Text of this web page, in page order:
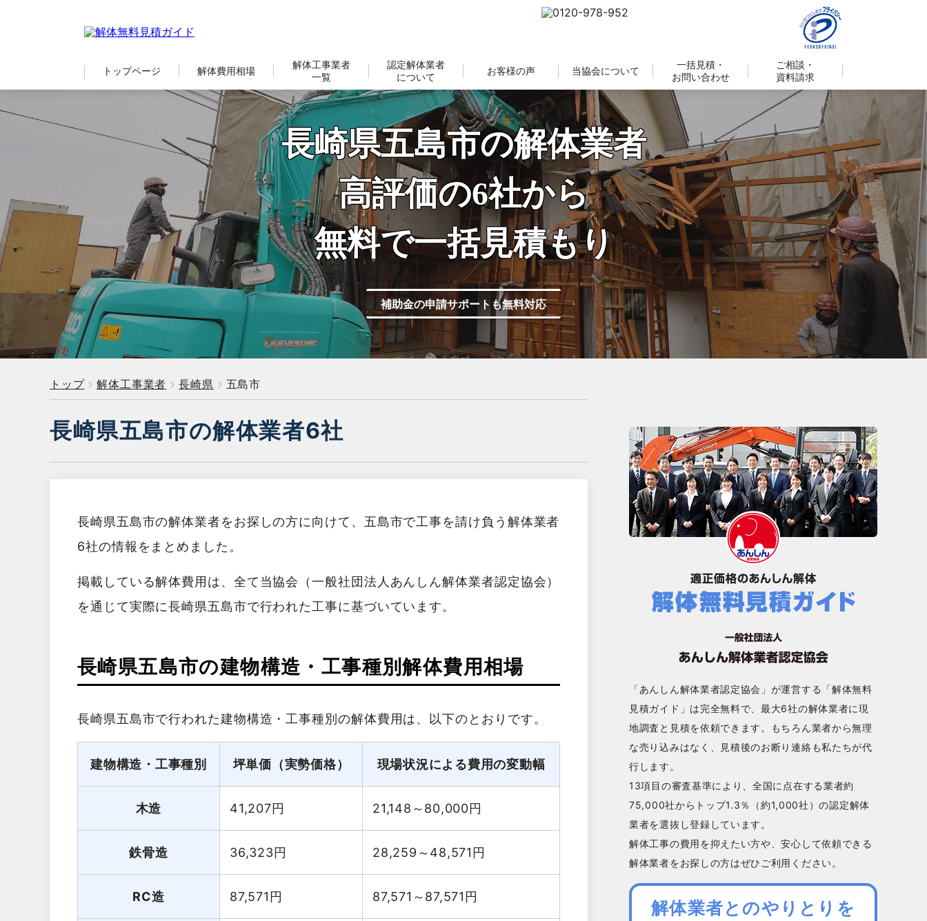
トップページ 解体費用相場
解体工事業者
一覧
認定解体業者
について
お客様の声 当協会について
一括見積・
お問い合わせ
ご相談・
資料請求
長崎県五島市の解体業者
高評価の6社から
無料で一括見積もり
補助金の申請サポートも無料対応
トップ 解体工事業者 長崎県 五島市
長崎県五島市の解体業者6社
長崎県五島市の解体業者をお探しの方に向けて、五島市で工事を請け負う解体業者
6社の情報をまとめました。
掲載している解体費用は、全て当協会（一般社団法人あんしん解体業者認定協会）
を通じて実際に長崎県五島市で行われた工事に基づいています。
長崎県五島市の建物構造・工事種別解体費用相場
長崎県五島市で行われた建物構造・工事種別の解体費用は、以下のとおりです。
建物構造・工事種別 坪単価（実勢価格） 現場状況による費用の変動幅
木造 41,207円 21,148～80,000円
鉄骨造 36,323円 28,259～48,571 円
RC造 87,571 円 87,571～87,571 円
「あんしん解体業者認定協会」が運営する「解体無料
見積ガイド」は完全無料で、最大6社の解体業者に現
地調査と見積を依頼できます。もちろん業者から無理
な売り込みはなく、見積後のお断り連絡も私たちが代
行します。
13項目の審査基準により、全国に点在する業者約
75,000社からトップ1.3％（約1,000社）の認定解体
業者を選抜し登録しています。
解体工事の費用を抑えたい方や、安心して依頼できる
解体業者をお探しの方はぜひご利用ください。
解体業者とのやりとりを